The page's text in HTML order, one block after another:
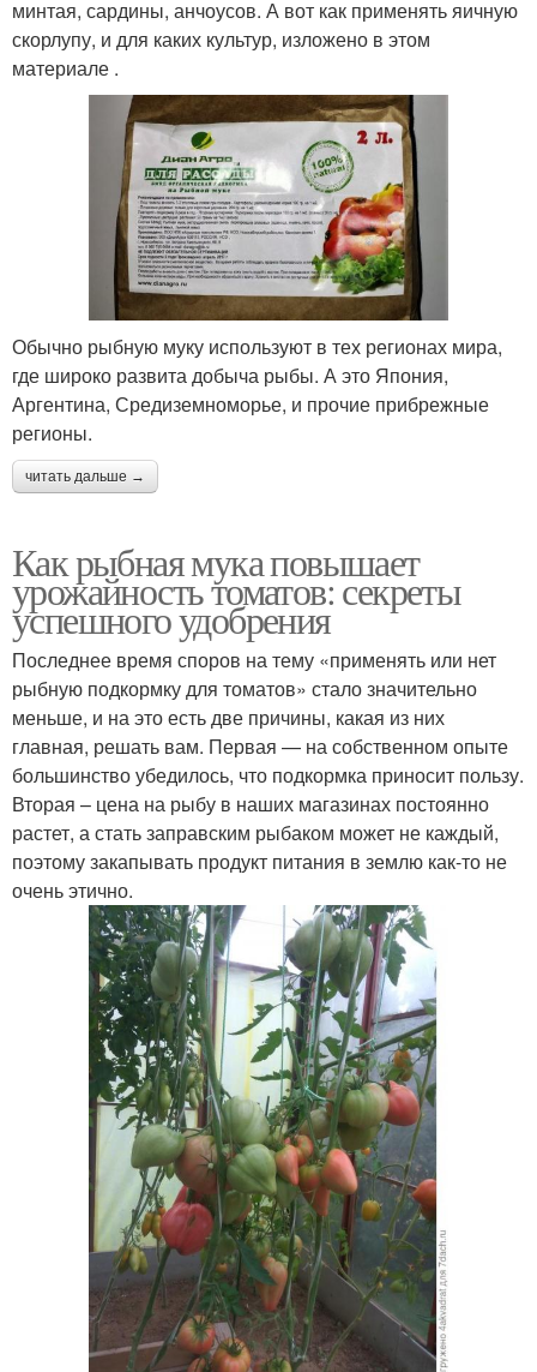
минтая, сардины, анчоусов. А вот как применять яичную
скорлупу, и для каких культур, изложено в этом
материале .
Обычно рыбную муку используют в тех регионах мира,
где широко развита добыча рыбы. А это Япония,
Аргентина, Средиземноморье, и прочие прибрежные
регионы.
читать дальше →
Как рыбная мука повышает
урожайность томатов: секреты
успешного удобрения
Последнее время споров на тему «применять или нет
рыбную подкормку для томатов» стало значительно
меньше, и на это есть две причины, какая из них
главная, решать вам. Первая — на собственном опыте
большинство убедилось, что подкормка приносит пользу.
Вторая – цена на рыбу в наших магазинах постоянно
растет, а стать заправским рыбаком может не каждый,
поэтому закапывать продукт питания в землю как-то не
очень этично.